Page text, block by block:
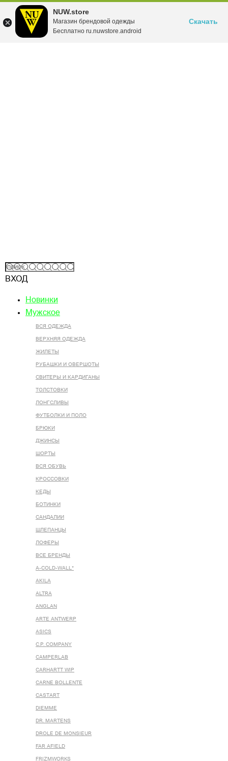
NUW.store
Магазин брендовой одежды
Бесплатно ru.nuwstore.android
Скачать
ВХОД
Новинки
Мужское
ВСЯ ОДЕЖДА
ВЕРХНЯЯ ОДЕЖДА
ЖИЛЕТЫ
РУБАШКИ И ОВЕРШОТЫ
СВИТЕРЫ И КАРДИГАНЫ
ТОЛСТОВКИ
ЛОНГСЛИВЫ
ФУТБОЛКИ И ПОЛО
БРЮКИ
ДЖИНСЫ
ШОРТЫ
ВСЯ ОБУВЬ
КРОССОВКИ
КЕДЫ
БОТИНКИ
САНДАЛИИ
ШЛЕПАНЦЫ
ЛОФЕРЫ
ВСЕ БРЕНДЫ
A-COLD-WALL*
AKILA
ALTRA
ANGLAN
ARTE ANTWERP
ASICS
C.P. COMPANY
CAMPERLAB
CARHARTT WIP
CARNE BOLLENTE
CASTART
DIEMME
DR. MARTENS
DROLE DE MONSIEUR
FAR AFIELD
FRIZMWORKS